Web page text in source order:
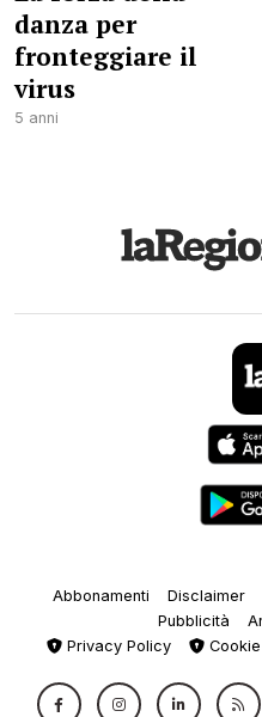
danza per
fronteggiare il
virus
5 anni
Abbonamenti Disclaimer
Pubblicità
Privacy Policy
Cookie